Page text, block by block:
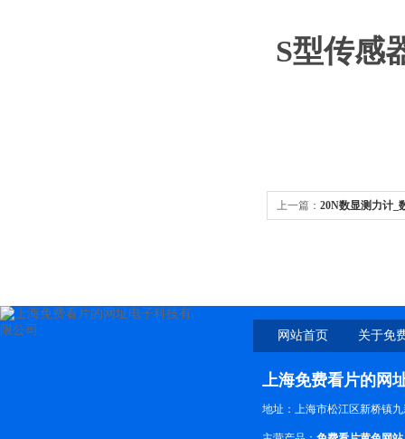
S型传感
上一篇： 20N数显测力计_
网站首页 关于免
上海免费看片的网
地址：上海市松江区新桥镇